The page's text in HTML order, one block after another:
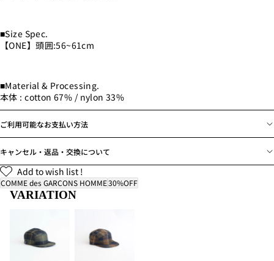
■Size Spec.
【ONE】頭囲:56~61cm
■Material & Processing.
本体 : cotton 67% / nylon 33%
ご利用可能なお支払い方法
キャンセル・返品・交換について
Add to wish list !
COMME des GARCONS HOMME30%OFF
VARIATION